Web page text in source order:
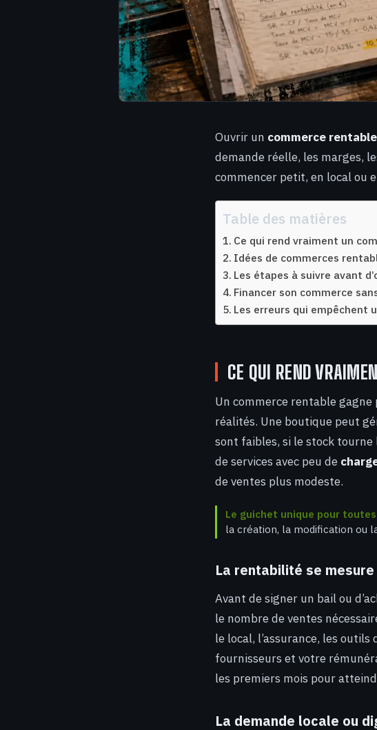
Ouvrir un commerce rentable
demande réelle, les marges,
commencer petit, en local ou
Table des matières
Ce qui rend vraiment un
Idées de commerces
Les étapes à suivre avant
Financer son commerce
Les erreurs qui empêchent
CE QUI REND
Un commerce rentable
réalités. Une boutique peut
sont faibles, si le stock tourne
de services avec peu de
de ventes plus modeste.
Le guichet unique pour
la création, la modification ou
La rentabilité se mesure
Avant de signer un bail ou
le nombre de ventes
le local, l’assurance, les
fournisseurs et votre
les premiers mois pour
La demande locale ou